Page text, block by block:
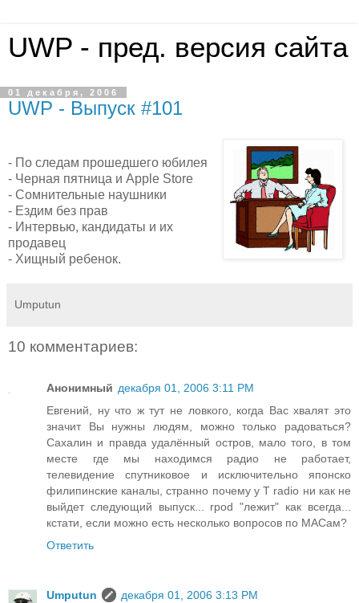
UWP - пред. версия сайта
01 декабря, 2006
UWP - Выпуск #101
- По следам прошедшего юбилея
- Черная пятница и Apple Store
- Сомнительные наушники
- Ездим без прав
- Интервью, кандидаты и иx
продавец
- Хищный ребенок.
Umputun
10 комментариев:
Анонимный декабря 01, 2006 3:11 PM
Евгений, ну что ж тут не ловкого, когда Вас хвалят это
значит Вы нужны людям, можно только радоваться?
Сахалин и правда удалённый остров, мало того, в том
месте где мы находимся радио не работает,
телевидение спутниковое и исключительно японско
филипинские каналы, странно почему у T radio ни как не
выйдет следующий выпуск... rpod "лежит" как всегда...
кстати, если можно есть несколько вопросов по MACам?
Ответить
Umputun
декабря 01, 2006 3:13 PM